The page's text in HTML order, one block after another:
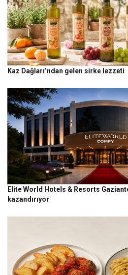
Kaz Dağları’ndan gelen sirke lezzeti
Elite World Hotels & Resorts
kazandırıyor